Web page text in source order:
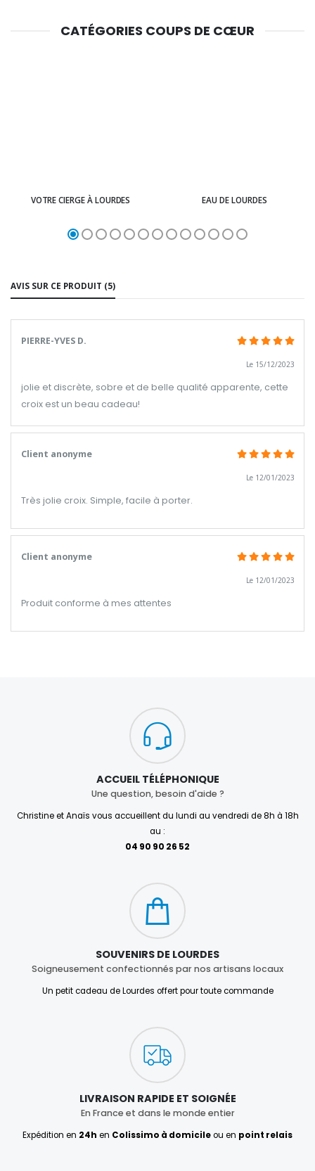
CATÉGORIES COUPS DE CŒUR
VOTRE CIERGE À LOURDES EAU DE LOURDES
AVIS SUR CE PRODUIT (5)
PIERRE-YVES D.
Le 15/12/2023
jolie et discrète, sobre et de belle qualité apparente, cette
croix est un beau cadeau!
Client anonyme
Le 12/01/2023
Très jolie croix. Simple, facile à porter.
Client anonyme
Le 12/01/2023
Produit conforme à mes attentes
ACCUEIL TÉLÉPHONIQUE
Une question, besoin d'aide ?
Christine et Anaïs vous accueillent du lundi au vendredi de 8h à 18h
au :
04 90 90 26 52
SOUVENIRS DE LOURDES
Soigneusement confectionnés par nos artisans locaux
Un petit cadeau de Lourdes offert pour toute commande
LIVRAISON RAPIDE ET SOIGNÉE
En France et dans le monde entier
Expédition en 24h en Colissimo à domicileou en point relais